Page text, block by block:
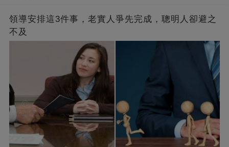
領導安排這3件事，老實人爭先完成，聰明人卻避之
不及